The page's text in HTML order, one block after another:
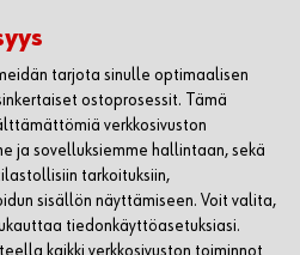
tarjota sinulle optimaalisen
ostoprosessit. Tämä
verkkosivuston
ja sovelluksiemme hallintaan, sekä
tarkoituksiin,
sisällön näyttämiseen. Voit valita,
tiedonkäyttöasetuksiasi.
kaikki verkkosivuston toiminnot